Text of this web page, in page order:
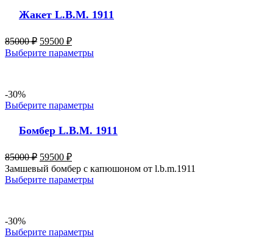
Жакет L.B.M. 1911
85000₽ 59500 ₽
Выберите параметры
-30%
Выберите параметры
Бомбер L.B.M. 1911
85000₽ 59500 ₽
Замшевый бомбер с капюшоном от l.b.m.1911
Выберите параметры
-30%
Выберите параметры